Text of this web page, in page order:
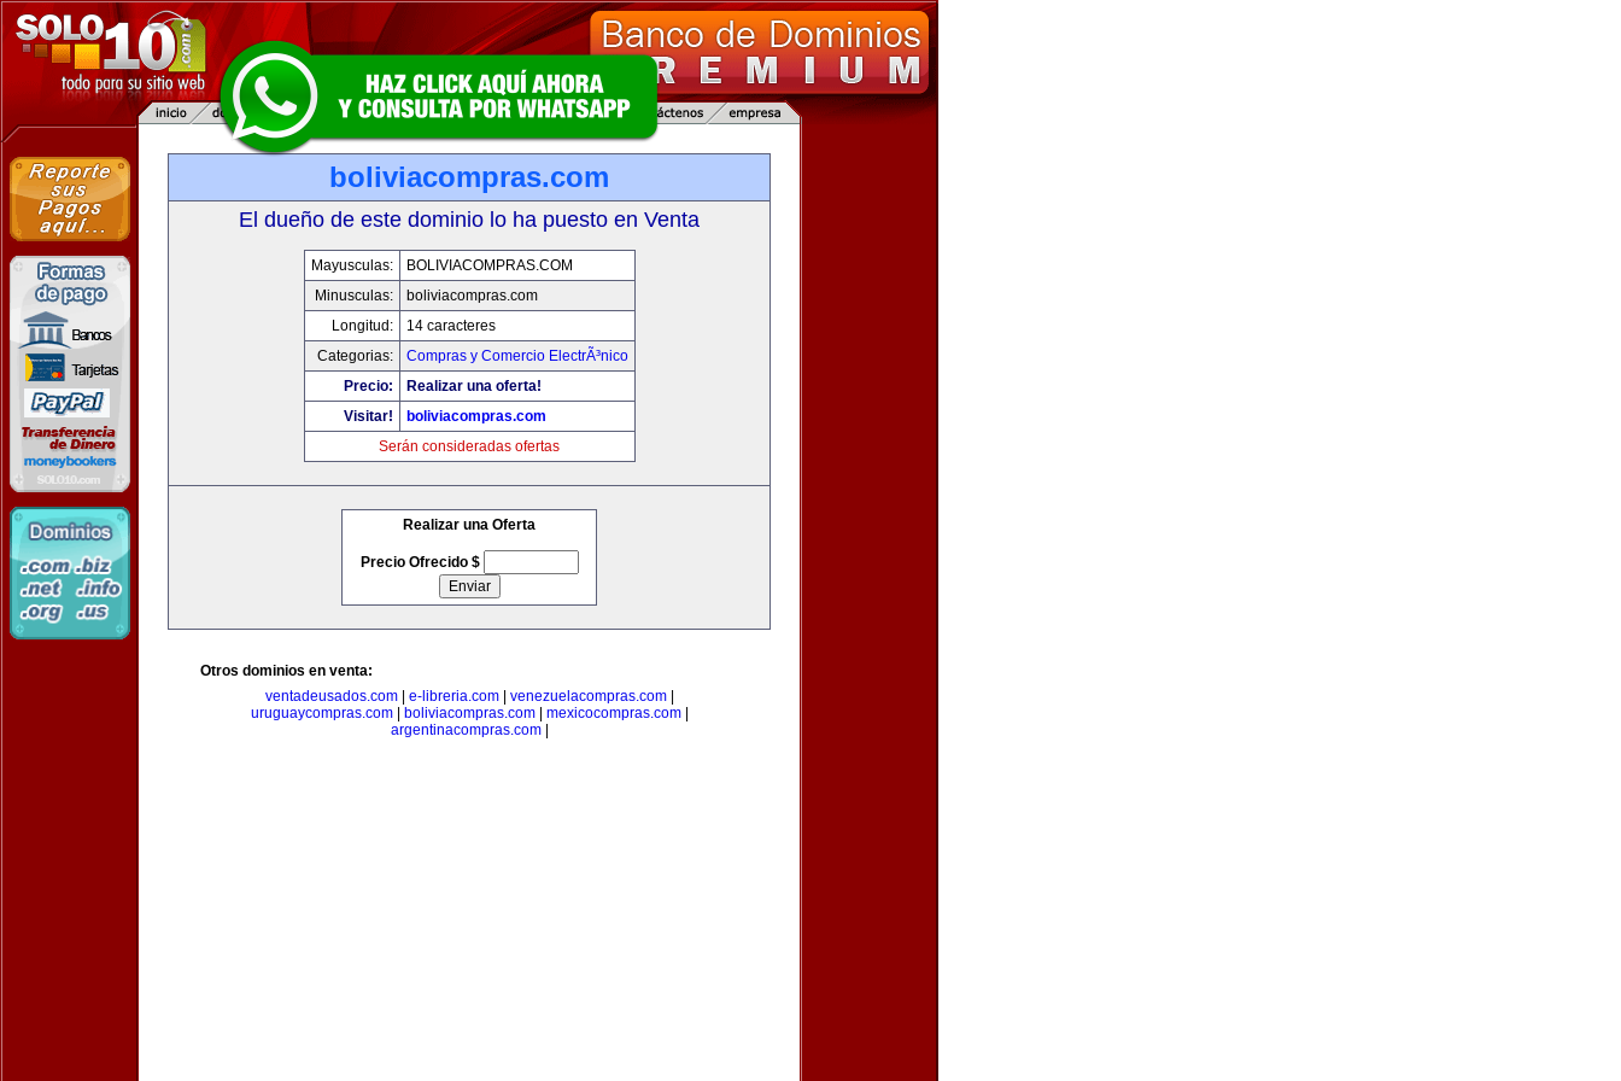
boliviacompras.com
El dueño de este dominio lo ha puesto en Venta
Mayusculas:
BOLIVIACOMPRAS.COM
Minusculas:
boliviacompras.com
Longitud:
14 caracteres
Categorias:
Compras y Comercio ElectrÃ³nico
Precio:
Realizar una oferta!
Visitar!
boliviacompras.com
Serán consideradas ofertas
Realizar una Oferta
Precio Ofrecido $
Otros dominios en venta:
ventadeusados.com| e-libreria.com| venezuelacompras.com|
uruguaycompras.com| boliviacompras.com| mexicocompras.com|
argentinacompras.com|